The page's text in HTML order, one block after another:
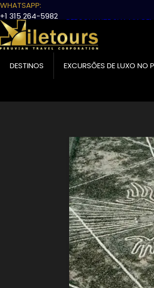
WHATSAPP:
+1 315 264-5982
EMAIL:
info@iletours.com
PERSONALIZE SUA
DESTINOS EXCURSÕES DE LUXO NO
Início